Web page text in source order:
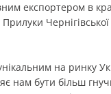
експортером в
Чернігівської
на ринку
нам бути більш